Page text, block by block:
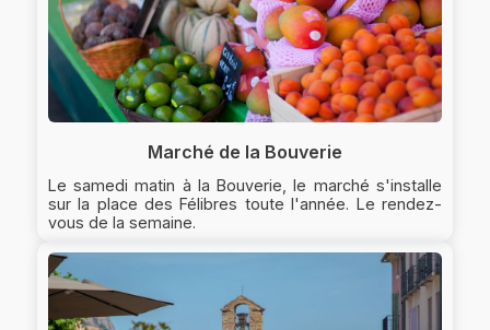
Marché de la Bouverie
Le samedi matin à la Bouverie, le marché s'installe
sur la place des Félibres toute l'année. Le rendez-
vous de la semaine.